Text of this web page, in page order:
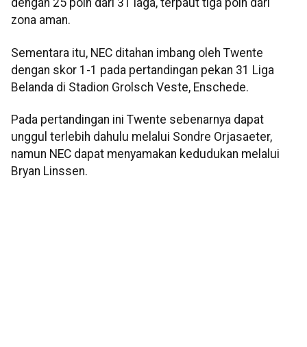
dengan 25 poin dari 31 laga, terpaut tiga poin dari
zona aman.
Sementara itu, NEC ditahan imbang oleh Twente
dengan skor 1-1 pada pertandingan pekan 31 Liga
Belanda di Stadion Grolsch Veste, Enschede.
Pada pertandingan ini Twente sebenarnya dapat
unggul terlebih dahulu melalui Sondre Orjasaeter,
namun NEC dapat menyamakan kedudukan melalui
Bryan Linssen.